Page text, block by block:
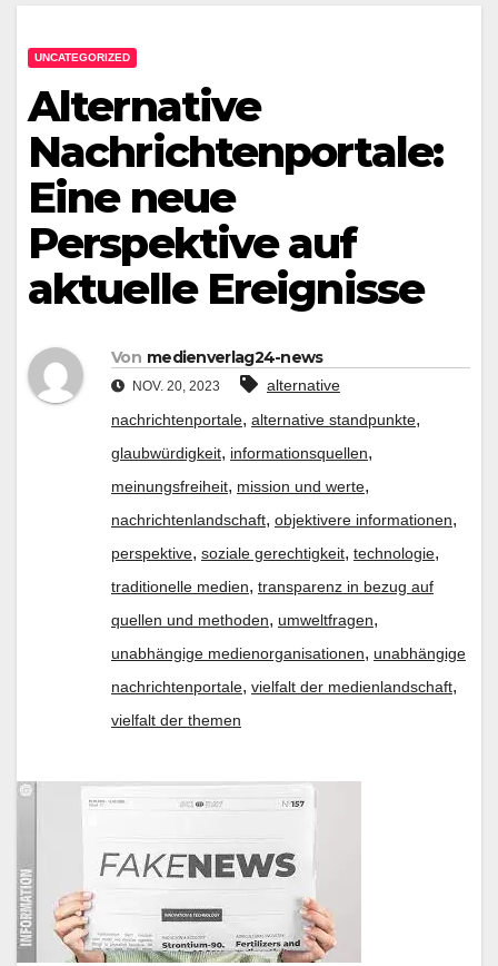
UNCATEGORIZED
Alternative
Nachrichtenportale:
Eine neue
Perspektive auf
aktuelle Ereignisse
Von medienverlag24-news
NOV. 20, 2023
alternative
nachrichtenportale, alternative standpunkte,
glaubwürdigkeit, informationsquellen,
meinungsfreiheit, mission und werte,
nachrichtenlandschaft, objektivere informationen,
perspektive, soziale gerechtigkeit, technologie,
traditionelle medien, transparenz in bezug auf
quellen und methoden, umweltfragen,
unabhängige medienorganisationen, unabhängige
nachrichtenportale, vielfalt der medienlandschaft,
vielfalt der themen